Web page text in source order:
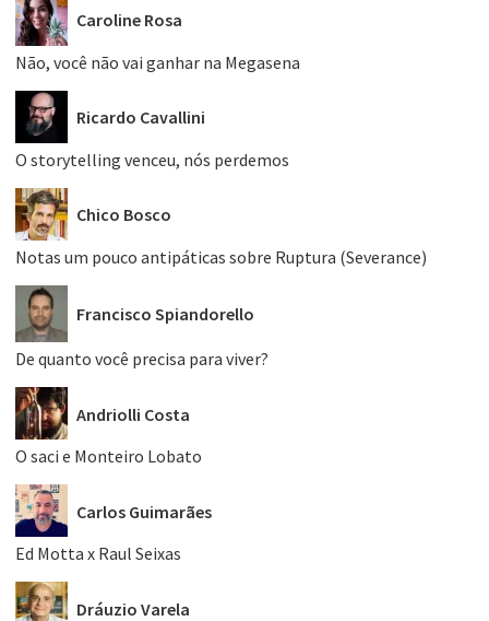
Caroline Rosa
Não, você não vai ganhar na Megasena
Ricardo Cavallini
O storytelling venceu, nós perdemos
Chico Bosco
Notas um pouco antipáticas sobre Ruptura (Severance)
Francisco Spiandorello
De quanto você precisa para viver?
Andriolli Costa
O saci e Monteiro Lobato
Carlos Guimarães
Ed Motta x Raul Seixas
Dráuzio Varela